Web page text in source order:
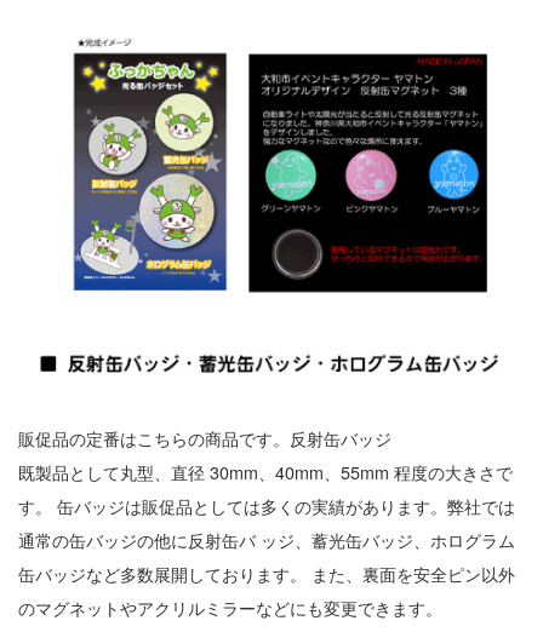
販促品の定番はこちらの商品です。反射缶バッジ
既製品として丸型、直径 30mm、40mm、55mm 程度の大きさで
す。 缶バッジは販促品としては多くの実績があります。弊社では
通常の缶バッジの他に反射缶バ ッジ、蓄光缶バッジ、ホログラム
缶バッジなど多数展開しております。 また、裏面を安全ピン以外
のマグネットやアクリルミラーなどにも変更できます。